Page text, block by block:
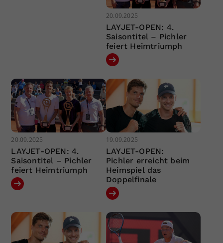
20.09.2025
LAYJET-OPEN: 4.
Saisontitel – Pichler
feiert Heimtriumph
20.09.2025
LAYJET-OPEN: 4.
Saisontitel – Pichler
feiert Heimtriumph
19.09.2025
LAYJET-OPEN:
Pichler erreicht beim
Heimspiel das
Doppelfinale